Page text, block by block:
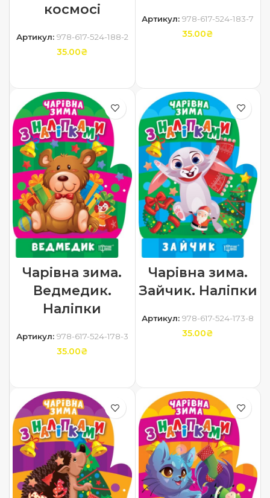
космосі
Артикул: 978-617-524-188-2
35.00₴
Артикул:978-617-524-183-7
35.00₴
Чарівна зима.
Ведмедик.
Наліпки
Артикул: 978-617-524-178-3
35.00₴
Чарівна зима.
Зайчик. Наліпки
Артикул:978-617-524-173-8
35.00₴